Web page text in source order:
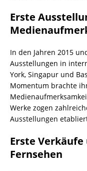
Erste
In den Jahren 2015
Ausstellungen in
York, Singapur und
Momentum brachte
Werke zogen
Ausstellungen
Erste
Fernsehen